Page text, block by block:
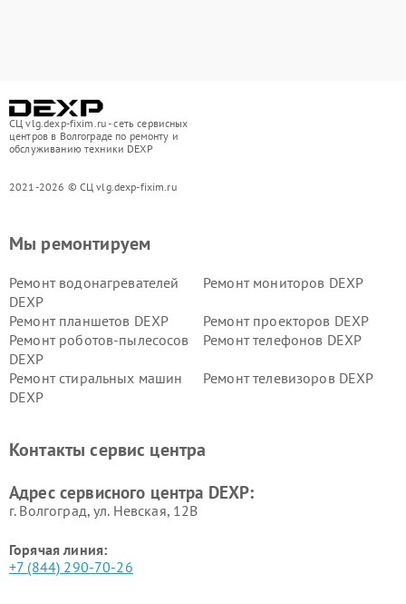
СЦ vlg.dexp-fixim.ru - сеть сервисных
центров в Волгограде по ремонту и
обслуживанию техники DEXP
2021-2026 © СЦ vlg.dexp-fixim.ru
Мы ремонтируем
Ремонт водонагревателей
DEXP
Ремонт мониторов DEXP
Ремонт планшетов DEXP
Ремонт проекторов DEXP
Ремонт роботов-пылесосов
DEXP
Ремонт телефонов DEXP
Ремонт стиральных машин
DEXP
Ремонт телевизоров DEXP
Ремонт серверов DEXP
Ремонт мини пк DEXP
Контакты сервис центра
Адрес сервисного центра DEXP:
г. Волгоград, ул. Невская, 12В
Горячая линия:
+7 (844) 290-70-26